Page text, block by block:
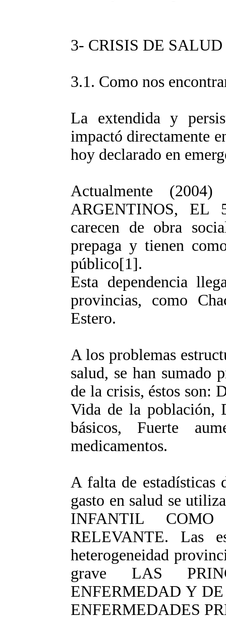
3- CRISIS DE
3.1. Como nos
La extendida y
impactó directamente
hoy declarado en
Actualmente
ARGENTINOS, EL
carecen de obra
prepaga y tienen
público[1].
Esta dependencia
provincias, como
Estero.
A los problemas
salud, se han sumado
de la crisis, éstos son:
Vida de la población,
básicos, Fuerte
medicamentos.
A falta de estadísticas
gasto en salud se
INFANTIL
RELEVANTE. Las
heterogeneidad
grave LAS
ENFERMEDAD Y
ENFERMEDADES